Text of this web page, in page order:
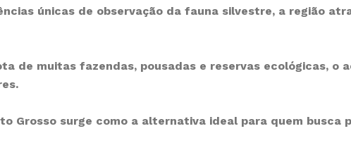
únicas de observação da fauna silvestre, a região
de muitas fazendas, pousadas e reservas ecológicas, o
Grosso surge como a alternativa ideal para quem